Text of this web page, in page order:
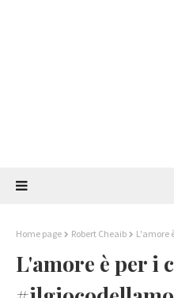
Home page Robert Cheaib L'amore
L'amore è per i